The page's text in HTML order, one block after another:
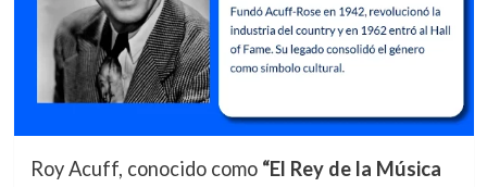
Roy Acuff, conocido como “El Rey de la Música